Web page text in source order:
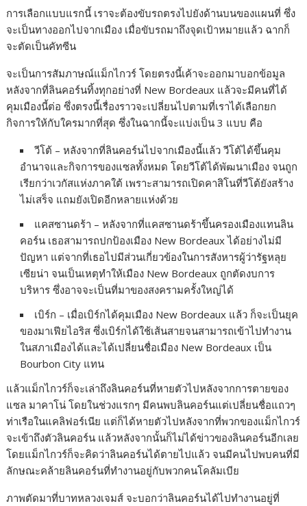
การเลือกแบบแรกนี้ เราจะต้องขับรถตรงไปยังด้านบนของแผนที่ ซึ่ง
จะเป็นทางออกไปจากเมือง เมื่อขับรถมาถึงจุดเป้าหมายแล้ว ฉากก็
จะตัดเป็นคัทซีน
จะเป็นการสัมภาษณ์แม็กไกวร์ โดยตรงนี้เค้าจะออกมาบอกข้อมูล
หลังจากที่ลินคอร์นทิ้งทุกอย่างที่ New Bordeaux แล้วจะมีคนที่ได้
คุมเมืองนี้ต่อ ซึ่งตรงนี้เรื่องราวจะเปลี่ยนไปตามที่เราได้เลือกยก
กิจการให้กับใครมากที่สุด ซึ่งในฉากนี้จะแบ่งเป็น 3 แบบ คือ
วีโต้ – หลังจากที่ลินคอร์นไปจากเมืองนี้แล้ว วีโต้ได้ขึ้นคุม
อำนาจและกิจการของแซลทั้งหมด โดยวีโต้ได้พัฒนาเมือง จนถูก
เรียกว่าเวกัสแห่งภาคใต้ เพราะสามารถเปิดคาสิโนที่วีโต้ยังสร้าง
ไม่เสร็จ แถมยังเปิดอีกหลายแห่งด้วย
แคสซานดร้า – หลังจากที่แคสซานดร้าขึ้นครองเมืองแทนลิน
คอร์น เธอสามารถปกป้องเมือง New Bordeaux ได้อย่างไม่มี
ปัญหา แต่จากที่เธอไปมีส่วนเกี่ยวข้องในการสังหารผู้ว่ารัฐหลุย
เซียน่า จนเป็นเหตุทำให้เมือง New Bordeaux ถูกตัดงบการ
บริหาร ซึ่งอาจจะเป็นที่มาของสงครามครั้งใหญ่ได้
เบิร์ก – เมื่อเบิร์กได้คุมเมือง New Bordeaux แล้ว ก็จะเป็นยุค
ของมาเฟียไอริส ซึ่งเบิร์กได้ใช้เส้นสายจนสามารถเข้าไปทำงาน
ในสภาเมืองได้และได้เปลี่ยนชื่อเมือง New Bordeaux เป็น
Bourbon City แทน
แล้วแม็กไกวร์ก็จะเล่าถึงลินคอร์นที่หายตัวไปหลังจากการตายของ
แซล มาคาโน่ โดยในช่วงแรกๆ มีคนพบลินคอร์นแต่เปลี่ยนชื่อแถวๆ
ท่าเรือในแคลิฟอร์เนีย แต่ก็ได้หายตัวไปหลังจากที่พวกของแม็กไกวร์
จะเข้าถึงตัวลินคอร์น แล้วหลังจากนั้นก็ไม่ได้ข่าวของลินคอร์นอีกเลย
โดยแม็กไกวร์ก็จะคิดว่าลินคอร์นได้ตายไปแล้ว จนมีคนไปพบคนที่มี
ลักษณะคล้ายลินคอร์นที่ทำงานอยู่กับพวกคนโคลัมเบีย
ภาพตัดมาที่บาทหลวงเจมส์ จะบอกว่าลินคอร์นได้ไปทำงานอยู่ที่